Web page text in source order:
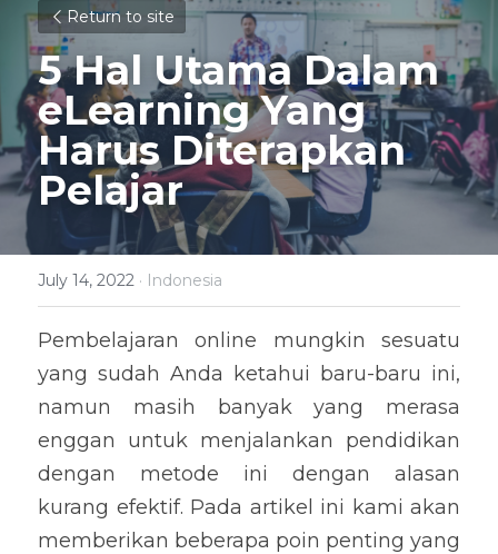
Return to site
5 Hal Utama Dalam
eLearning Yang
Harus Diterapkan
Pelajar
July 14, 2022 · Indonesia
Pembelajaran online mungkin sesuatu
yang sudah Anda ketahui baru-baru ini,
namun masih banyak yang merasa
enggan untuk menjalankan pendidikan
dengan metode ini dengan alasan
kurang efektif. Pada artikel ini kami akan
memberikan beberapa poin penting yang